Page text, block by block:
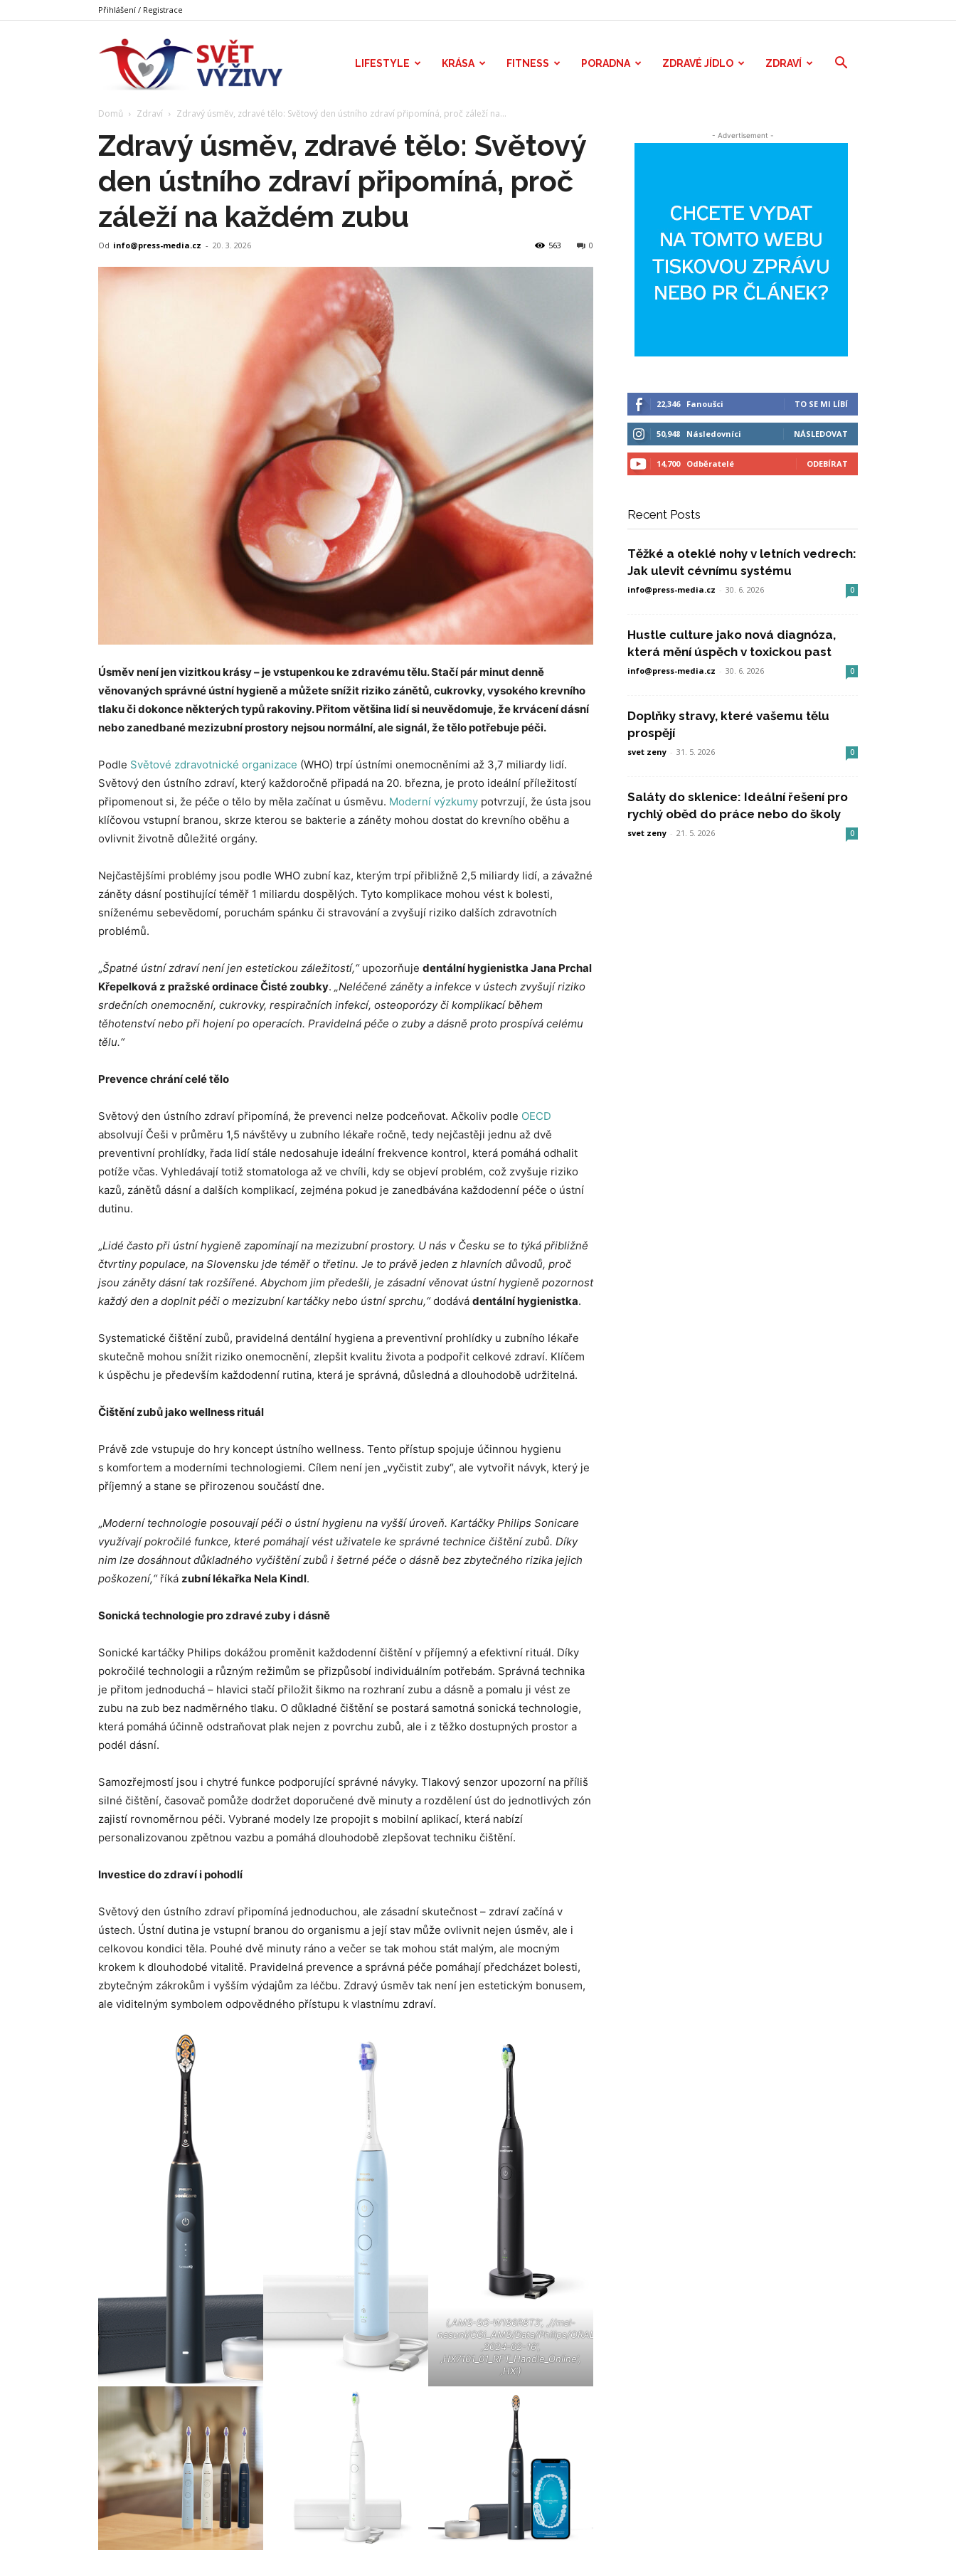
Přihlášení / Registrace
Výživy
LIFESTYLE KRÁSA FITNESS PORADNA ZDRAVÉ JÍDLO ZDRAVÍ
Domů Zdraví Zdravý úsměv, zdravé tělo: Světový den ústního zdraví připomíná, proč záleží na...
Zdravý úsměv, zdravé tělo: Světový
den ústního zdraví připomíná, proč
záleží na každém zubu
Od info@press-media.cz - 20. 3. 2026 0
563
Úsměv není jen vizitkou krásy – je vstupenkou ke zdravému tělu. Stačí pár minut denně
věnovaných správné ústní hygieně a můžete snížit riziko zánětů, cukrovky, vysokého krevního
tlaku či dokonce některých typů rakoviny. Přitom většina lidí si neuvědomuje, že krvácení dásní
nebo zanedbané mezizubní prostory nejsou normální, ale signál, že tělo potřebuje péči.
Podle Světové zdravotnické organizace (WHO) trpí ústními onemocněními až 3,7 miliardy lidí.
Světový den ústního zdraví, který každoročně připadá na 20. března, je proto ideální příležitostí
připomenout si, že péče o tělo by měla začínat u úsměvu. Moderní výzkumy potvrzují, že ústa jsou
klíčovou vstupní branou, skrze kterou se bakterie a záněty mohou dostat do krevního oběhu a
ovlivnit životně důležité orgány.
Nejčastějšími problémy jsou podle WHO zubní kaz, kterým trpí přibližně 2,5 miliardy lidí, a závažné
záněty dásní postihující téměř 1 miliardu dospělých. Tyto komplikace mohou vést k bolesti,
sníženému sebevědomí, poruchám spánku či stravování a zvyšují riziko dalších zdravotních
problémů.
„Špatné ústní zdraví není jen estetickou záležitostí,“upozorňuje dentální hygienistka Jana Prchal
Křepelková z pražské ordinace Čisté zoubky. „Neléčené záněty a infekce v ústech zvyšují riziko
srdečních onemocnění, cukrovky, respiračních infekcí, osteoporózy či komplikací během
těhotenství nebo při hojení po operacích. Pravidelná péče o zuby a dásně proto prospívá celému
tělu.“
Prevence chrání celé tělo
Světový den ústního zdraví připomíná, že prevenci nelze podceňovat. Ačkoliv podle OECD
absolvují Češi v průměru 1,5 návštěvy u zubního lékaře ročně, tedy nejčastěji jednu až dvě
preventivní prohlídky, řada lidí stále nedosahuje ideální frekvence kontrol, která pomáhá odhalit
potíže včas. Vyhledávají totiž stomatologa až ve chvíli, kdy se objeví problém, což zvyšuje riziko
kazů, zánětů dásní a dalších komplikací, zejména pokud je zanedbávána každodenní péče o ústní
dutinu.
„Lidé často při ústní hygieně zapomínají na mezizubní prostory. U nás v Česku se to týká přibližně
čtvrtiny populace, na Slovensku jde téměř o třetinu. Je to právě jeden z hlavních důvodů, proč
jsou záněty dásní tak rozšířené. Abychom jim předešli, je zásadní věnovat ústní hygieně pozornost
každý den a doplnit péči o mezizubní kartáčky nebo ústní sprchu,“dodává dentální hygienistka.
Systematické čištění zubů, pravidelná dentální hygiena a preventivní prohlídky u zubního lékaře
skutečně mohou snížit riziko onemocnění, zlepšit kvalitu života a podpořit celkové zdraví. Klíčem
k úspěchu je především každodenní rutina, která je správná, důsledná a dlouhodobě udržitelná.
Čištění zubů jako wellness rituál
Právě zde vstupuje do hry koncept ústního wellness. Tento přístup spojuje účinnou hygienu
s komfortem a moderními technologiemi. Cílem není jen „vyčistit zuby“, ale vytvořit návyk, který je
příjemný a stane se přirozenou součástí dne.
„Moderní technologie posouvají péči o ústní hygienu na vyšší úroveň. Kartáčky Philips Sonicare
využívají pokročilé funkce, které pomáhají vést uživatele ke správné technice čištění zubů. Díky
nim lze dosáhnout důkladného vyčištění zubů i šetrné péče o dásně bez zbytečného rizika jejich
poškození,“říká zubní lékařka Nela Kindl.
Sonická technologie pro zdravé zuby i dásně
Sonické kartáčky Philips dokážou proměnit každodenní čištění v příjemný a efektivní rituál. Díky
pokročilé technologii a různým režimům se přizpůsobí individuálním potřebám. Správná technika
je přitom jednoduchá – hlavici stačí přiložit šikmo na rozhraní zubu a dásně a pomalu ji vést ze
zubu na zub bez nadměrného tlaku. O důkladné čištění se postará samotná sonická technologie,
která pomáhá účinně odstraňovat plak nejen z povrchu zubů, ale i z těžko dostupných prostor a
podél dásní.
Samozřejmostí jsou i chytré funkce podporující správné návyky. Tlakový senzor upozorní na příliš
silné čištění, časovač pomůže dodržet doporučené dvě minuty a rozdělení úst do jednotlivých zón
zajistí rovnoměrnou péči. Vybrané modely lze propojit s mobilní aplikací, která nabízí
personalizovanou zpětnou vazbu a pomáhá dlouhodobě zlepšovat techniku čištění.
Investice do zdraví i pohodlí
Světový den ústního zdraví připomíná jednoduchou, ale zásadní skutečnost – zdraví začíná v
ústech. Ústní dutina je vstupní branou do organismu a její stav může ovlivnit nejen úsměv, ale i
celkovou kondici těla. Pouhé dvě minuty ráno a večer se tak mohou stát malým, ale mocným
krokem k dlouhodobé vitalitě. Pravidelná prevence a správná péče pomáhají předcházet bolesti,
zbytečným zákrokům i vyšším výdajům za léčbu. Zdravý úsměv tak není jen estetickým bonusem,
ale viditelným symbolem odpovědného přístupu k vlastnímu zdraví.
(‚AMS-SG-W186R8T3‘, ‚//mal-
nasuni/CGi_AMS/Data/Philips/ORAL_CARE/Cairo‘,
‚2024-02-16‘,
‚HX7101_01_RFT_Handle_Online‘,
‚HX‘)
- Advertisement -
22,346 Fanoušci TO SE MI LÍBÍ
50,948 Následovníci NÁSLEDOVAT
14,700 Odběratelé ODEBÍRAT
Recent Posts
Těžké a oteklé nohy v letních vedrech:
Jak ulevit cévnímu systému
info@press-media.cz - 30. 6. 2026 0
Hustle culture jako nová diagnóza,
která mění úspěch v toxickou past
info@press-media.cz - 30. 6. 2026 0
Doplňky stravy, které vašemu tělu
prospějí
svet zeny - 31. 5. 2026 0
Saláty do sklenice: Ideální řešení pro
rychlý oběd do práce nebo do školy
svet zeny - 21. 5. 2026 0